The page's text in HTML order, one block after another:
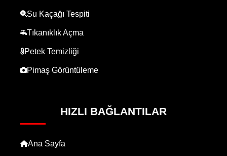
Su Kaçağı Tespiti
Tıkanıklık Açma
Petek Temizliği
Pimaş Görüntüleme
HIZLI BAĞLANTILAR
Ana Sayfa